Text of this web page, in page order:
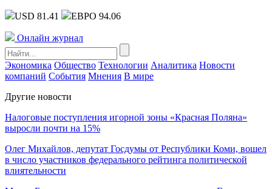
USD 81.41 ЕВРО 94.06
Онлайн журнал
Экономика Общество Технологии Аналитика Новости
компаний События Мнения В мире
Другие новости
Налоговые поступления игорной зоны «Красная Поляна»
выросли почти на 15%
Олег Михайлов, депутат Госдумы от Республики Коми, вошел
в число участников федерального рейтинга политической
влиятельности